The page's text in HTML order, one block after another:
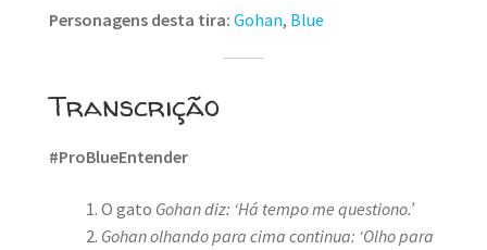
Personagens desta tira: Gohan, Blue
Transcrição
#ProBlueEntender
O gato Gohan diz: ‘Há tempo me questiono.’
Gohan olhando para cima continua: ‘Olho para